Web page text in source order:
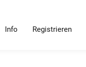
Info Registrieren